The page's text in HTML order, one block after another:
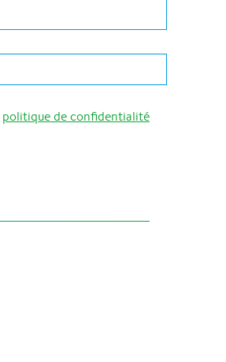
politique de confidentialité